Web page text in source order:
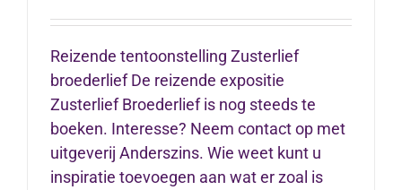
Reizende tentoonstelling Zusterlief
broederlief De reizende expositie
Zusterlief Broederlief is nog steeds te
boeken. Interesse? Neem contact op met
uitgeverij Anderszins. Wie weet kunt u
inspiratie toevoegen aan wat er zoal is